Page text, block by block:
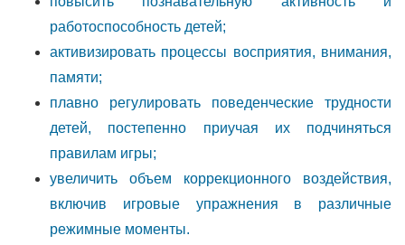
работоспособность детей;
активизировать процессы восприятия, внимания,
памяти;
плавно регулировать поведенческие трудности
детей, постепенно приучая их подчиняться
правилам игры;
увеличить объем коррекционного воздействия,
включив игровые упражнения в различные
режимные моменты.